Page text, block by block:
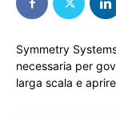
Symmetry
necessaria per
larga scala e